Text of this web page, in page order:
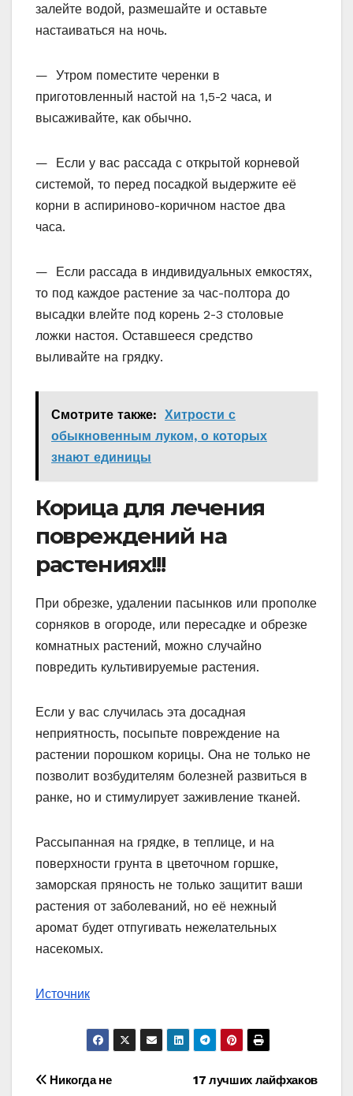
залейте водой, размешайте и оставьте
настаиваться на ночь.
— Утром поместите черенки в
приготовленный настой на 1,5-2 часа, и
высаживайте, как обычно.
— Если у вас рассада с открытой корневой
системой, то перед посадкой выдержите её
корни в аспириново-коричном настое два
часа.
— Если рассада в индивидуальных емкостях,
то под каждое растение за час-полтора до
высадки влейте под корень 2-3 столовые
ложки настоя. Оставшееся средство
выливайте на грядку.
Смотрите также: Хитрости с
обыкновенным луком, о которых
знают единицы
Корица для лечения
повреждений на
растениях!!!
При обрезке, удалении пасынков или прополке
сорняков в огороде, или пересадке и обрезке
комнатных растений, можно случайно
повредить культивируемые растения.
Если у вас случилась эта досадная
неприятность, посыпьте повреждение на
растении порошком корицы. Она не только не
позволит возбудителям болезней развиться в
ранке, но и стимулирует заживление тканей.
Рассыпанная на грядке, в теплице, и на
поверхности грунта в цветочном горшке,
заморская пряность не только защитит ваши
растения от заболеваний, но её нежный
аромат будет отпугивать нежелательных
насекомых.
Источник
Навигация
17 лучших лайфхаков
Никогда не